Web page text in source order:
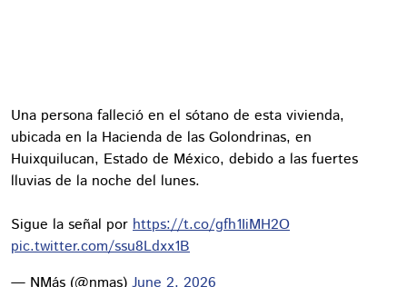
Una persona falleció en el sótano de esta vivienda,
ubicada en la Hacienda de las Golondrinas, en
Huixquilucan, Estado de México, debido a las fuertes
lluvias de la noche del lunes.
Sigue la señal por https://t.co/gfh1IiMH2O
pic.twitter.com/ssu8Ldxx1B
— NMás (@nmas) June 2, 2026